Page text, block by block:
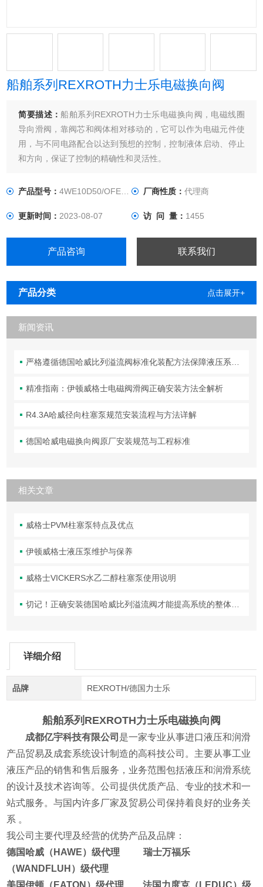
船舶系列REXROTH力士乐电磁换向阀
简要描述：船舶系列REXROTH力士乐电磁换向阀，电磁线圈
导向滑阀，靠阀芯和阀体相对移动的，它可以作为电磁元件使
用，与不同电路配合以达到预想的控制，控制液体启动、停止
和方向，保证了控制的精确性和灵活性。
产品型号：4WE10D50/OFEG220N9K4/M 厂商性质： 代理商
更新时间：2023-08-07 访 问 量： 1455
产品咨询 联系我们
产品分类 点击展开+
新闻资讯
严格遵循德国哈威比列溢流阀标准化装配方法保障液压系统压力调控精准可靠
精准指南：伊顿威格士电磁阀滑阀正确安装方法全解析
R4.3A哈威径向柱塞泵规范安装流程与方法详解
德国哈威电磁换向阀原厂安装规范与工程标准
相关文章
威格士PVM柱塞泵特点及优点
伊顿威格士液压泵维护与保养
威格士VICKERS水乙二醇柱塞泵使用说明
切记！正确安装德国哈威比列溢流阀才能提高系统的整体性能
详细介绍
品牌 REXROTH/德国力士乐
船舶系列REXROTH力士乐电磁换向阀
成都亿宇科技有限公司 是一家专业从事进口液压和润滑
产品贸易及成套系统设计制造的高科技公司。主要从事工业
液压产品的销售和售后服务，业务范围包括液压和润滑系统
的设计及技术咨询等。公司提供优质产品、专业的技术和一
站式服务。与国内许多厂家及贸易公司保持着良好的业务关
系 。
我公司主要代理及经营的优势产品及品牌：
德国哈威（HAWE）级代理 瑞士万福乐
（WANDFLUH）级代理